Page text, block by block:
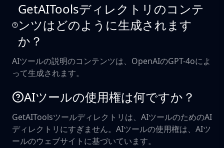
GetAIToolsディレクトリのコンテ
ンツはどのように生成されます
か？
AIツールの説明のコンテンツは、OpenAIのGPT-4oによ
って生成されます。
AIツールの使用権は何ですか？
GetAIToolsツールディレクトリは、AIツールのためのAI
ディレクトリにすぎません。AIツールの使用権は、AIツ
ールのウェブサイトに基づいています。